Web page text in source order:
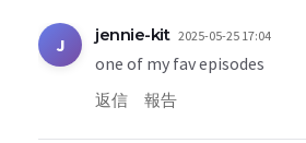
J jennie-kit 2025-05-25 17:04
one of my fav episodes
返信 報告